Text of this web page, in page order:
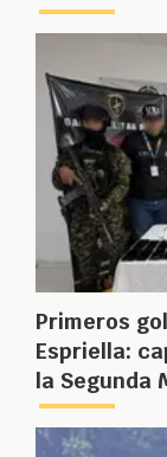
Primeros
Espriella:
la Segunda